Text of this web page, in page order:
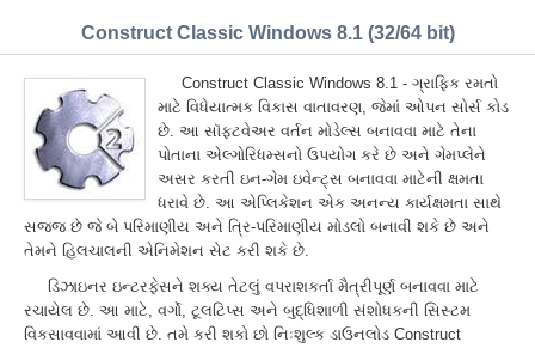
Construct Classic Windows 8.1 (32/64 bit)
Construct Classic Windows 8.1 - ગ્રાફિક રમતો
માટે વિધેયાત્મક વિકાસ વાતાવરણ, જેમાં ઓપન સોર્સ કોડ
છે. આ સૉફ્ટવેઅર વર્તન મોડેલ્સ બનાવવા માટે તેના
પોતાના એલ્ગોરિધમ્સનો ઉપયોગ કરે છે અને ગેમપ્લેને
અસર કરતી ઇન-ગેમ ઇવેન્ટ્સ બનાવવા માટેની ક્ષમતા
ધરાવે છે. આ એપ્લિકેશન એક અનન્ય કાર્યક્ષમતા સાથે
સજ્જ છે જે બે પરિમાણીય અને ત્રિ-પરિમાણીય મોડલો બનાવી શકે છે અને
તેમને હિલચાલની એનિમેશન સેટ કરી શકે છે.
ડિઝાઇનર ઇન્ટરફેસને શક્ય તેટલું વપરાશકર્તા મૈત્રીપૂર્ણ બનાવવા માટે
રચાયેલ છે. આ માટે, વર્ગો, ટૂલટિપ્સ અને બુદ્ધિશાળી સંશોધકની સિસ્ટમ
વિકસાવવામાં આવી છે. તમે કરી શકો છો નિઃશુલ્ક ડાઉનલોડ Construct